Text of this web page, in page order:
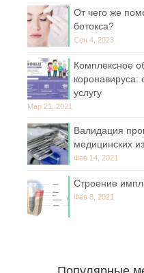
От чего же
ботокса?
Сен 4, 2023
Комплексное
коронавируса:
услугу
Мар 21, 2021
Валидация
медицинских
Фев 14, 2021
Строение
Фев 8, 2021